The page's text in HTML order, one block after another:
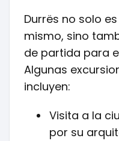
Durrës no solo
mismo, sino
de partida para
Algunas
incluyen:
Visita a la
por su